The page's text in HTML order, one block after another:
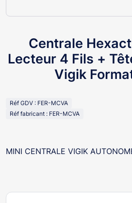
Centrale
Lecteur 4 Fils +
Vigik
Réf GDV : FER-MCVA
Réf fabricant : FER-MCVA
MINI CENTRALE VIGIK